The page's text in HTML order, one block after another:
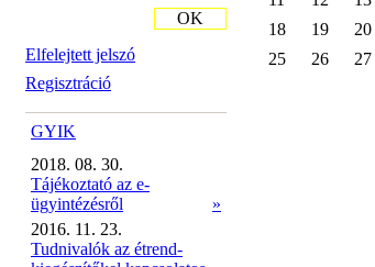
Elfelejtett jelszó
Regisztráció
OK
GYIK
2018. 08. 30.
Tájékoztató az e-
ügyintézésről
»
2016. 11. 23.
Tudnivalók az étrend-
18
19 20
25
26 27